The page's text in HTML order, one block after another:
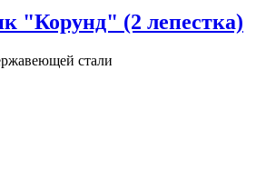
"Корунд" (2 лепестка)
стали